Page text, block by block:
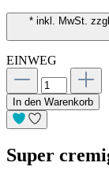
* inkl. MwSt.
EINWEG
In den Warenkorb
Super